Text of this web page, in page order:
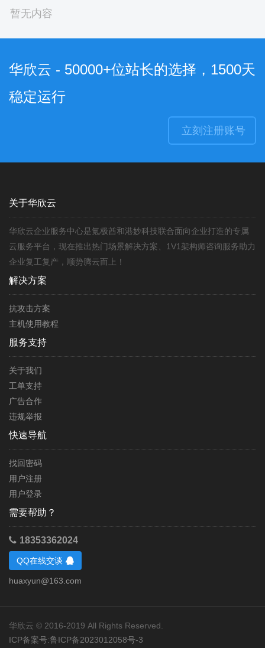
暂无内容
华欣云 - 50000+位站长的选择，1500天
稳定运行
立刻注册账号
关于华欣云
华欣云企业服务中心是氪极酋和港妙科技联合面向企业打造的专属
云服务平台，现在推出热门场景解决方案、1V1架构师咨询服务助力
企业复工复产，顺势腾云而上！
解决方案
抗攻击方案
主机使用教程
服务支持
关于我们
工单支持
广告合作
违规举报
快速导航
找回密码
用户注册
用户登录
需要帮助？
18353362024
QQ在线交谈
huaxyun@163.com
华欣云 © 2016-2019 All Rights Reserved.
ICP备案号:鲁ICP备2023012058号-3